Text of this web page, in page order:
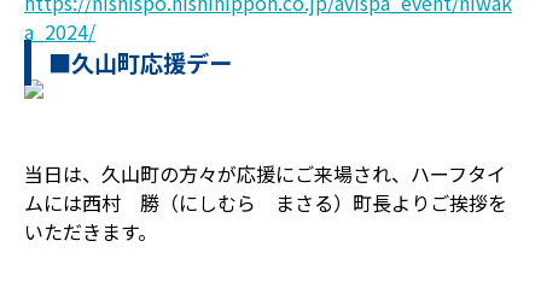
a_2024/
■久山町応援デー
当日は、久山町の方々が応援にご来場され、ハーフタイ
ムには西村 勝（にしむら まさる）町長よりご挨拶を
いただきます。